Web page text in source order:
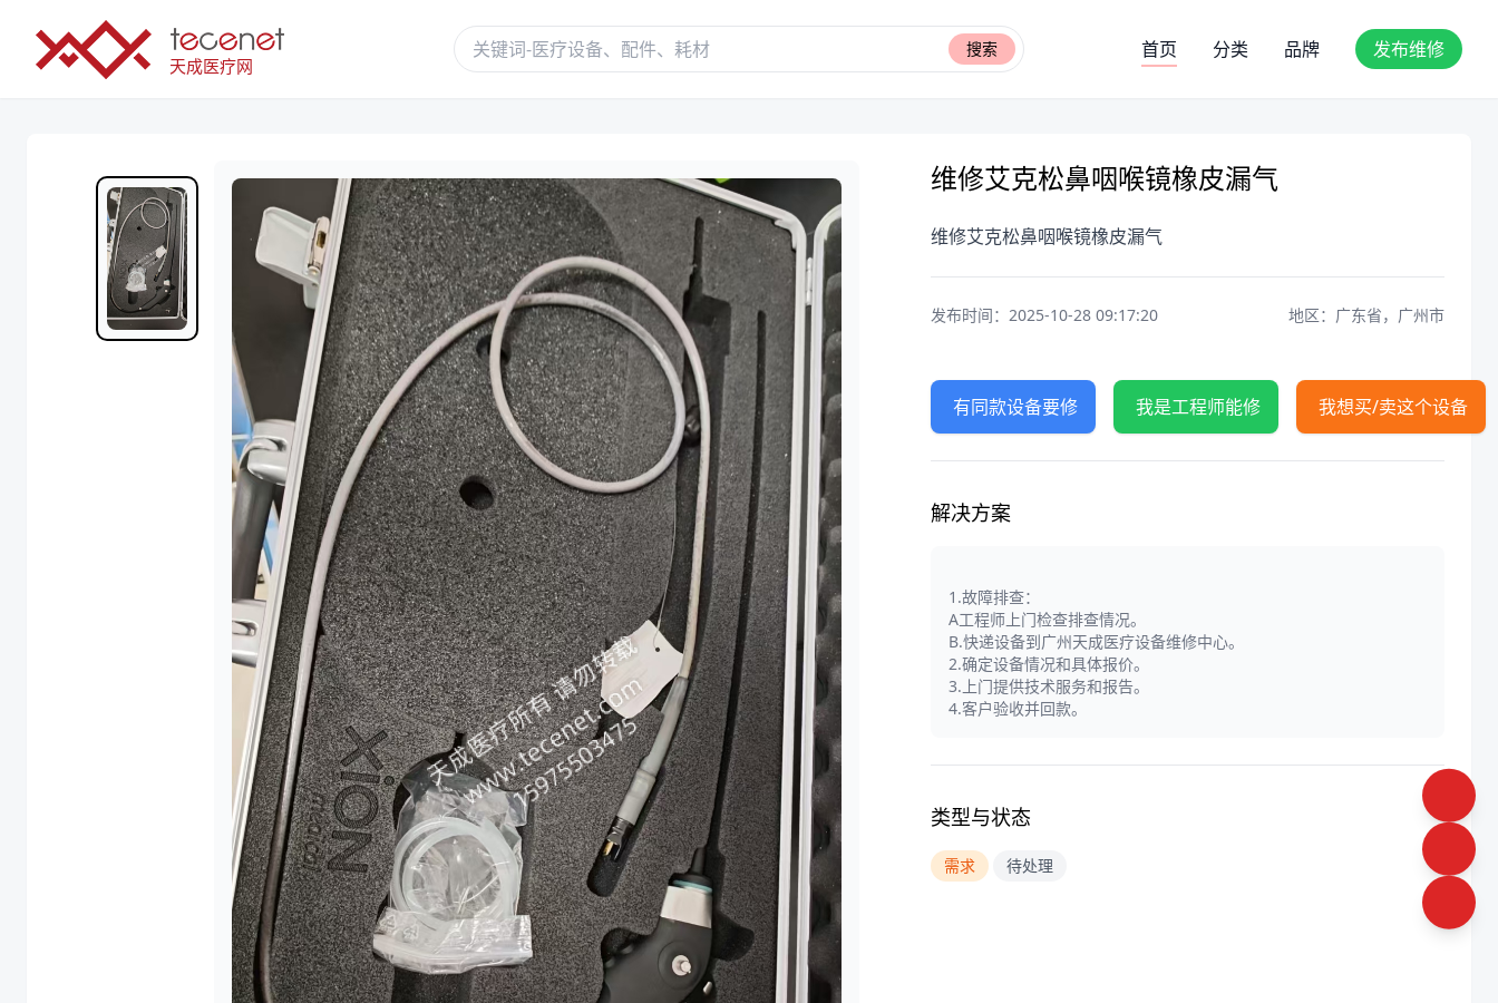
天成医疗网
搜索 首页 分类 品牌 发布维修
维修艾克松鼻咽喉镜橡皮漏气
维修艾克松鼻咽喉镜橡皮漏气
发布时间：2025-10-28 09:17:20 地区：广东省，广州市
有同款设备要修 我是工程师能修 我想买/卖这个设备
解决方案
1.故障排查：
A工程师上门检查排查情况。
B.快递设备到广州天成医疗设备维修中心。
2.确定设备情况和具体报价。
3.上门提供技术服务和报告。
4.客户验收并回款。
类型与状态
需求 待处理